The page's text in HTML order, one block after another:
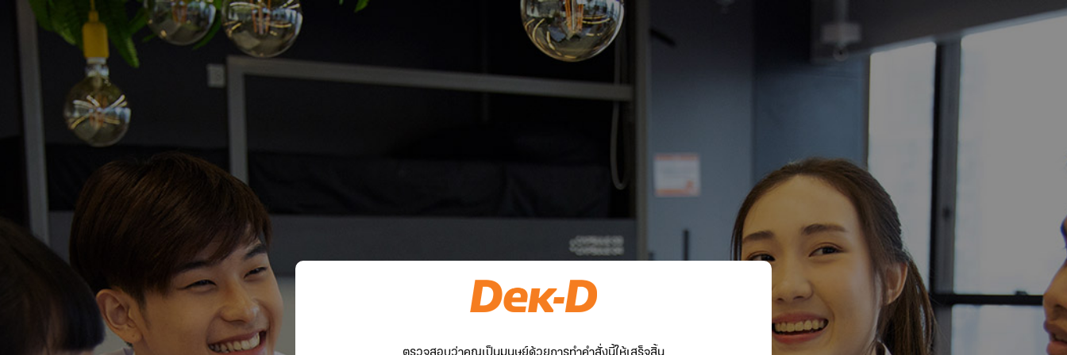
ตรวจสอบว่าคุณเป็นมนุษย์ด้วยการทำคำสั่งนี้ให้เสร็จสิ้น